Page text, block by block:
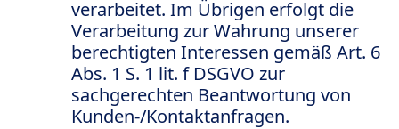
verarbeitet. Im Übrigen erfolgt die
Verarbeitung zur Wahrung unserer
berechtigten Interessen gemäß Art. 6
Abs. 1 S. 1 lit. f DSGVO zur
sachgerechten Beantwortung von
Kunden-/Kontaktanfragen.